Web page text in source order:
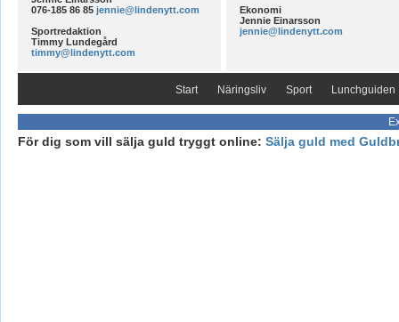
076-185 86 85 jennie@lindenytt.com
Sportredaktion
Timmy Lundegård
timmy@lindenytt.com
Ekonomi
Jennie Einarsson
jennie@lindenytt.com
Start Näringsliv Sport Lunchguiden
För dig som vill sälja guld tryggt online: Sälja guld med